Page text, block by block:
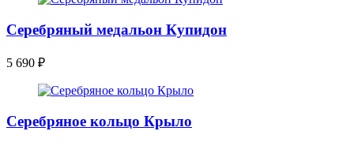
Серебряный медальон Купидон
5 690 ₽
Серебряное кольцо Крыло